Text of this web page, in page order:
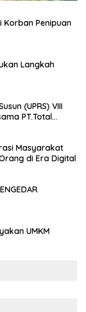
Korban Penipuan
Langkah
(UPRS) VIII
PT.Total
Masyarakat
di Era Digital
UMKM